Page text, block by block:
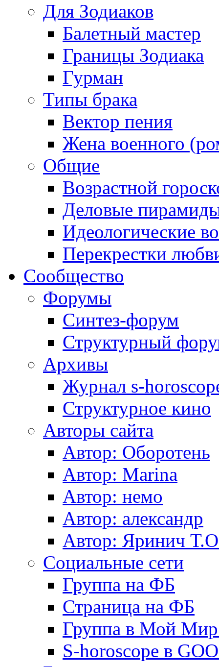
Для Зодиаков
Балетный мастер
Границы Зодиака
Гурман
Типы брака
Вектор пения
Жена военного
Общие
Возрастной
Деловые
Идеологические
Перекрестки
Сообщество
Форумы
Синтез-форум
Структурный
Архивы
Журнал s-
Структурное кино
Авторы сайта
Автор: Оборотень
Автор: Marina
Автор: немo
Автор: александр
Автор: Яринич
Социальные сети
Группа на ФБ
Страница на ФБ
Группа в Мой
S-horoscope в